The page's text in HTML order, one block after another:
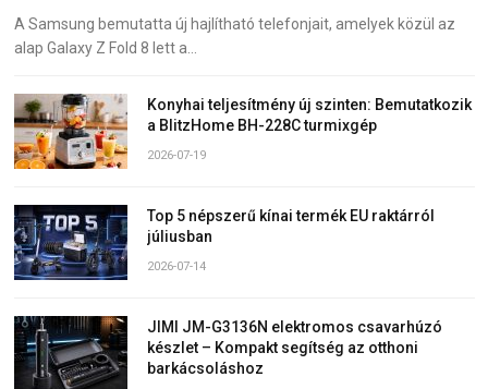
A Samsung bemutatta új hajlítható telefonjait, amelyek közül az
alap Galaxy Z Fold 8 lett a…
Konyhai teljesítmény új szinten: Bemutatkozik
a BlitzHome BH-228C turmixgép
2026-07-19
Top 5 népszerű kínai termék EU raktárról
júliusban
2026-07-14
JIMI JM-G3136N elektromos csavarhúzó
készlet – Kompakt segítség az otthoni
barkácsoláshoz